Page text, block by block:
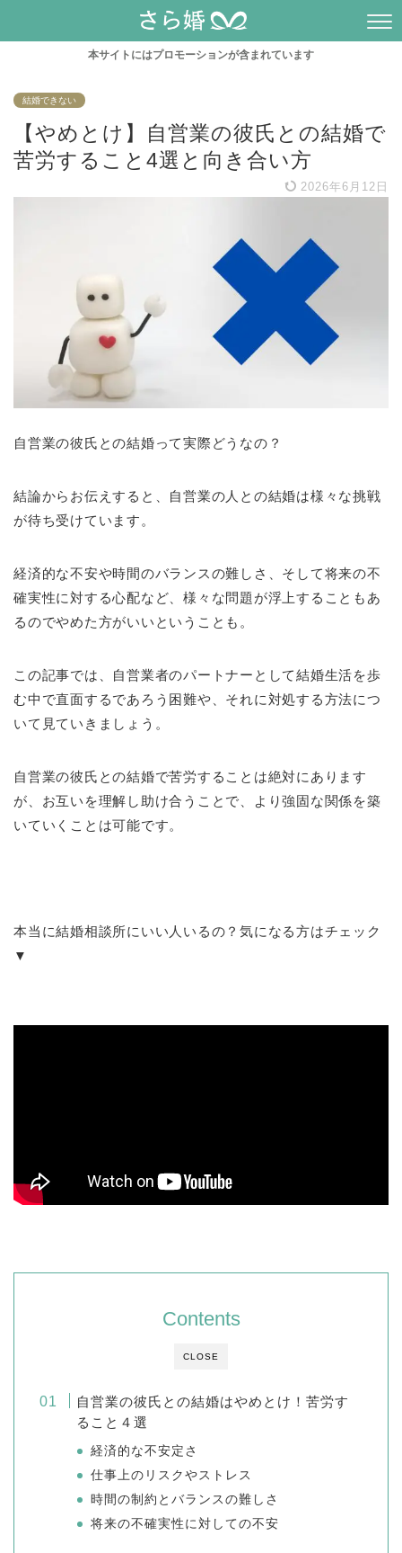
本サイトにはプロモーションが含まれています
結婚できない
【やめとけ】自営業の彼氏との結婚で
苦労すること4選と向き合い方
2026年6月12日
自営業の彼氏との結婚って実際どうなの？
結論からお伝えすると、自営業の人との結婚は様々な挑戦
が待ち受けています。
経済的な不安や時間のバランスの難しさ、そして将来の不
確実性に対する心配など、様々な問題が浮上することもあ
るのでやめた方がいいということも。
この記事では、自営業者のパートナーとして結婚生活を歩
む中で直面するであろう困難や、それに対処する方法につ
いて見ていきましょう。
自営業の彼氏との結婚で苦労することは絶対にあります
が、お互いを理解し助け合うことで、より強固な関係を築
いていくことは可能です。
本当に結婚相談所にいい人いるの？気になる方はチェック
▼
CLOSE
Contents
自営業の彼氏との結婚はやめとけ！苦労す
ること４選
経済的な不安定さ
仕事上のリスクやストレス
時間の制約とバランスの難しさ
将来の不確実性に対しての不安